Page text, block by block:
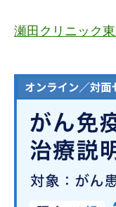
瀬田クリニック